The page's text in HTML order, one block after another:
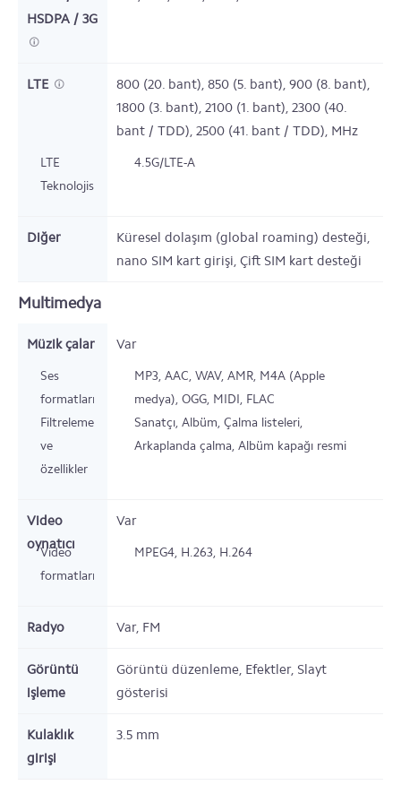
HSDPA / 3G
LTE
800 (20. bant), 850 (5. bant), 900 (8. bant),
1800 (3. bant), 2100 (1. bant), 2300 (40.
bant / TDD), 2500 (41. bant / TDD), MHz
LTE
Teknolojisi
4.5G/LTE-A
Diğer
Küresel dolaşım (global roaming) desteği,
nano SIM kart girişi, Çift SIM kart desteği
Multimedya
Müzik çalar Var
Ses
formatları
MP3, AAC, WAV, AMR, M4A (Apple
medya), OGG, MIDI, FLAC
Filtreleme
ve
özellikler
Sanatçı, Albüm, Çalma listeleri,
Arkaplanda çalma, Albüm kapağı resmi
Video
oynatıcı
Var
Video
formatları
MPEG4, H.263, H.264
Radyo Var, FM
Görüntü
işleme
Görüntü düzenleme, Efektler, Slayt
gösterisi
Kulaklık
girişi
3.5 mm